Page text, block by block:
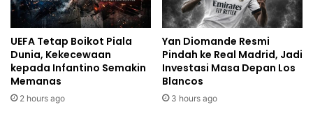
UEFA Tetap Boikot Piala
Dunia, Kekecewaan
kepada Infantino Semakin
Memanas
2 hours ago
Yan Diomande Resmi
Pindah ke Real Madrid, Jadi
Investasi Masa Depan Los
Blancos
3 hours ago